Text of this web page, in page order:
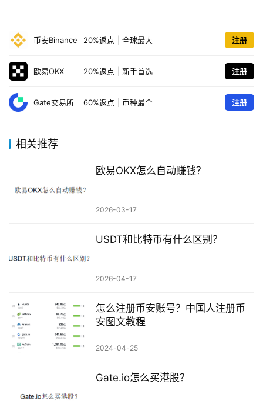
币安Binance 20%返点 全球最大 注册
欧易OKX 20%返点 新手首选 注册
Gate交易所 60%返点 币种最全 注册
相关推荐
欧易OKX怎么自动赚钱？
2026-03-17
USDT和比特币有什么区别？
2026-04-17
怎么注册币安账号？中国人注册币
安图文教程
2024-04-25
Gate.io怎么买港股？